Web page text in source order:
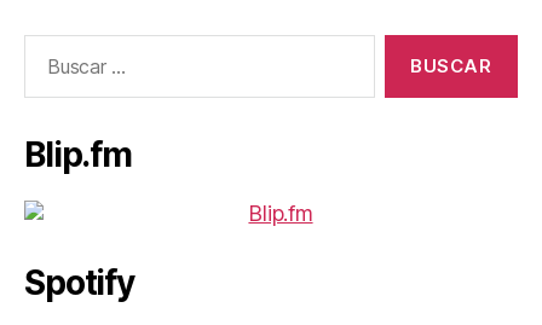
Blip.fm
Spotify